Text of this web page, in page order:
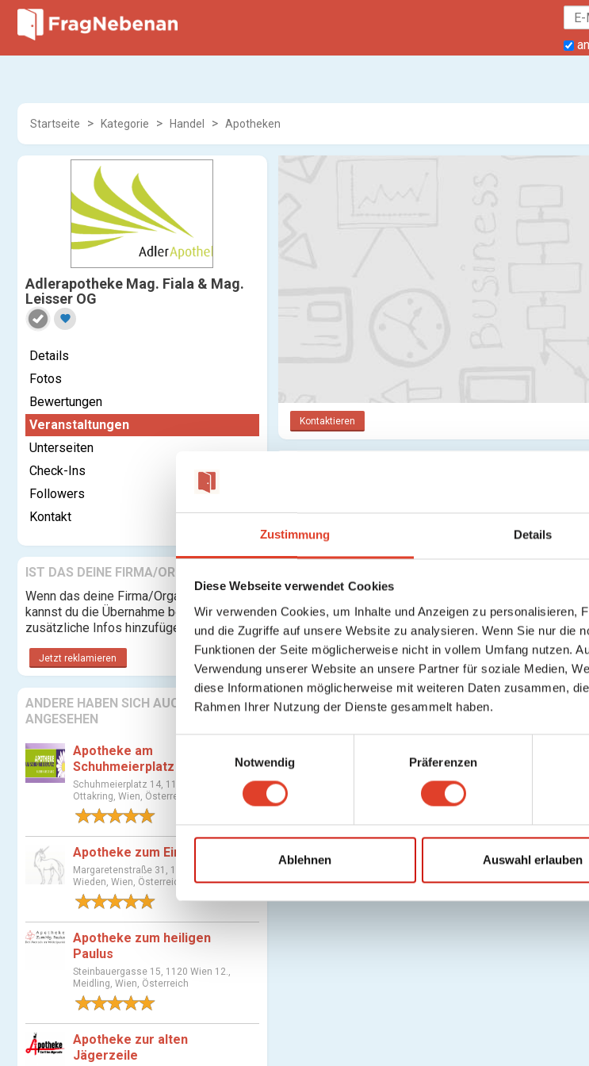
Zustimmung Details
Diese Webseite verwendet Cookies
Wir verwenden Cookies, um Inhalte und Anzeigen zu personalisieren,
und die Zugriffe auf unsere Website zu analysieren. Wenn Sie nur die
Funktionen der Seite möglicherweise nicht in vollem Umfang nutzen.
Verwendung unserer Website an unsere Partner für soziale Medien,
diese Informationen möglicherweise mit weiteren Daten zusammen,
Rahmen Ihrer Nutzung der Dienste gesammelt haben.
w
l
l
i
g
n
s
a
w
Notwendig Präferenzen
Ablehnen Auswahl erlauben
Startseite Kategorie Handel Apotheken
Adlerapotheke Mag. Fiala & Mag.
Leisser OG
favorite
Details
Fotos
Bewertungen
Veranstaltungen
Unterseiten
Check-Ins
Followers
Kontakt
IST DAS DEINE FIRMA/ORGANISATION?
Wenn das deine Firma/Organisation ist,
kannst du die Übernahme beantragen und
zusätzliche Infos hinzufügen.
Jetzt reklamieren
ANDERE HABEN SICH AUCH
ANGESEHEN
Apotheke am
Schuhmeierplatz
Schuhmeierplatz 14, 1160 Wien 16.,
Ottakring, Wien, Österreich
Apotheke zum Einhorn
Margaretenstraße 31, 1040 Wien 4.,
Wieden, Wien, Österreich
1 Bewertung
Apotheke zum heiligen
Paulus
Steinbauergasse 15, 1120 Wien 12.,
Meidling, Wien, Österreich
Apotheke zur alten
Jägerzeile
Kontaktieren
Keine weiteren Inhalte gefunden